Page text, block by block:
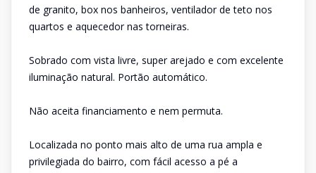
de granito, box nos banheiros, ventilador de teto nos
quartos e aquecedor nas torneiras.
Sobrado com vista livre, super arejado e com excelente
iluminação natural. Portão automático.
Não aceita financiamento e nem permuta.
Localizada no ponto mais alto de uma rua ampla e
privilegiada do bairro, com fácil acesso a pé a